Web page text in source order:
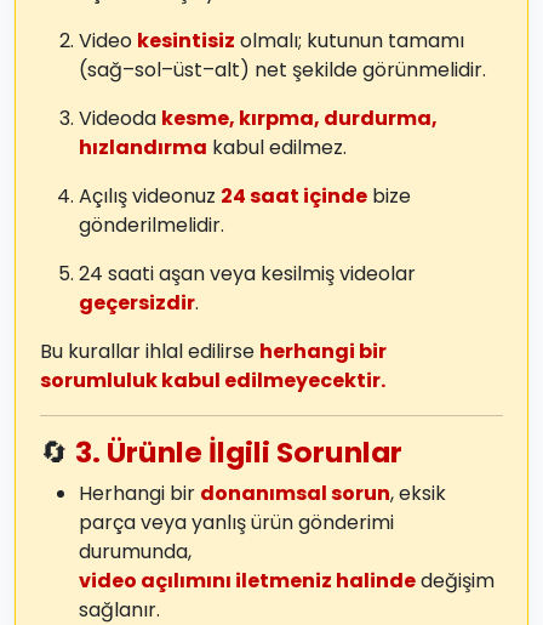
Video kesintisiz olmalı; kutunun tamamı
(sağ–sol–üst–alt) net şekilde görünmelidir.
Videoda kesme, kırpma, durdurma,
hızlandırma kabul edilmez.
Açılış videonuz 24 saat içinde bize
gönderilmelidir.
24 saati aşan veya kesilmiş videolar
geçersizdir.
Bu kurallar ihlal edilirse herhangi bir
sorumluluk kabul edilmeyecektir.
🔄 3. Ürünle İlgili Sorunlar
Herhangi bir donanımsal sorun, eksik
parça veya yanlış ürün gönderimi
durumunda,
video açılımını iletmeniz halindedeğişim
sağlanır.